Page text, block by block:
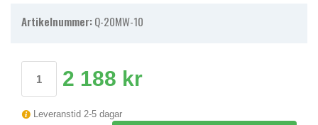
Artikelnummer:Q-20MW-10
2 188 kr
Leveranstid 2-5 dagar